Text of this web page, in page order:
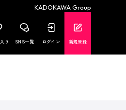
KADOKAWA Group
り SNS一覧 ログイン 新規登録